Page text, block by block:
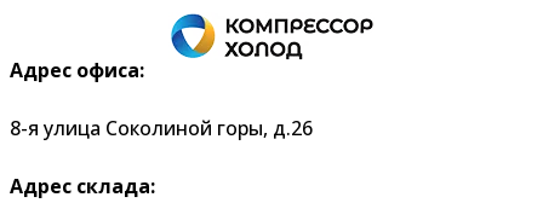
Адрес офиса:
8-я улица Соколиной горы, д.26
Адрес склада: